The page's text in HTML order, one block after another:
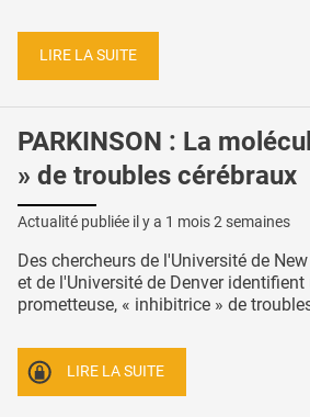
LIRE LA SUITE
PARKINSON : La
» de troubles cérébraux
Actualité publiée il y a 1 mois 2 semaines
Des chercheurs de l'Université de
et de l'Université de Denver
prometteuse, « inhibitrice » de
LIRE LA SUITE